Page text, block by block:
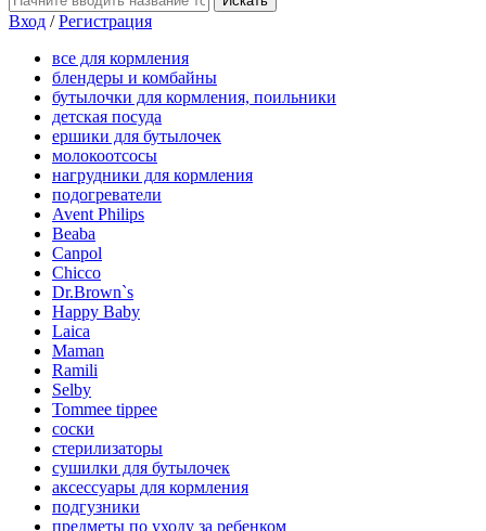
Вход /Регистрация
все для кормления
блендеры и комбайны
бутылочки для кормления, поильники
детская посуда
ершики для бутылочек
молокоотсосы
нагрудники для кормления
подогреватели
Avent Philips
Beaba
Canpol
Chicco
Dr.Brown`s
Happy Baby
Laica
Maman
Ramili
Selby
Tommee tippee
соски
стерилизаторы
сушилки для бутылочек
аксессуары для кормления
подгузники
предметы по уходу за ребенком